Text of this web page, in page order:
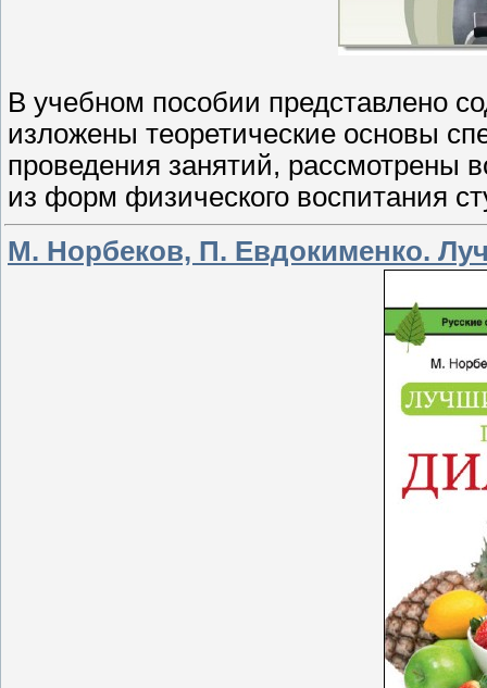
В учебном пособии представлено
изложены теоретические основы
проведения занятий, рассмотрены
из форм физического воспитания
М. Норбеков, П. Евдокименко.